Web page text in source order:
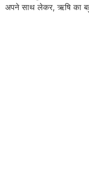
अपने साथ लेकर, ऋषि का